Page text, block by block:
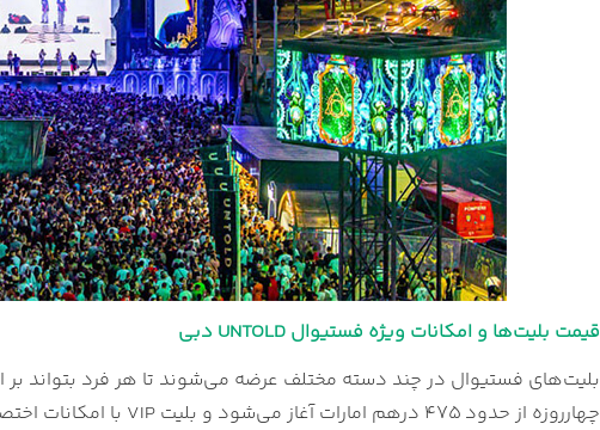
قیمت بلیت‌ها و امکانات ویژه فستیوال UNTOLD دبی
بلیت‌های فستیوال در چند دسته مختلف عرضه می‌شوند تا هر فرد بتواند
چهارروزه از حدود ۴۷۵ درهم امارات آغاز می‌شود و بلیت VIP با امکانات اختصاصی از حدود ۱۲۰۰ درهم در دسترس است.